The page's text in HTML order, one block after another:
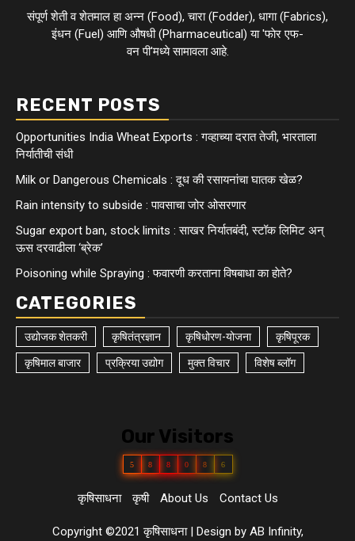
संपूर्ण शेती व शेतमाल हा अन्न (Food), चारा (Fodder), धागा (Fabrics),
इंधन (Fuel) आणि औषधी (Pharmaceutical) या 'फाेर एफ-
वन पी'मध्ये सामावला आहे.
RECENT POSTS
Opportunities India Wheat Exports : गव्हाच्या दरात तेजी, भारताला
निर्यातीची संधी
Milk or Dangerous Chemicals : दूध की रसायनांचा घातक खेळ?
Rain intensity to subside : पावसाचा जोर ओसरणार
Sugar export ban, stock limits : साखर निर्यातबंदी, स्टॉक लिमिट अन्
ऊस दरवाढीला ‘ब्रेक’
Poisoning while Spraying : फवारणी करताना विषबाधा का हाेते?
CATEGORIES
उद्योजक शेतकरी कृषितंत्रज्ञान कृषिधोरण-योजना कृषिपूरक
कृषिमाल बाजार प्रक्रिया उद्योग मुक्त विचार विशेष ब्लॉग
Our Visitors
5 8 8 0 8 6
कृषिसाधना कृषी About Us Contact Us
Copyright ©2021 कृषिसाधना | Design by AB Infinity,